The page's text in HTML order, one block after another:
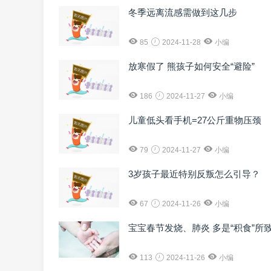
冬季远离流感需做到这几步
85 2024-11-28 小编
放寒假了 熊孩子如何安全“避险”
186 2024-11-27 小编
儿童低头看手机=27公斤重物压颈
79 2024-11-27 小编
3岁孩子最近特别反叛怎么引导？
67 2024-11-26 小编
宝宝春节发烧、肺炎 多是“积食”所
113 2024-11-26 小编